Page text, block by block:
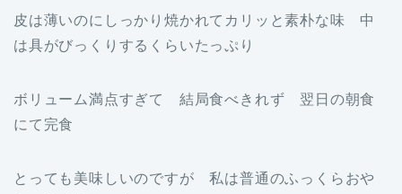
皮は薄いのにしっかり焼かれてカリッと素朴な味 中
は具がびっくりするくらいたっぷり
ボリューム満点すぎて 結局食べきれず 翌日の朝食
にて完食
とっても美味しいのですが 私は普通のふっくらおや